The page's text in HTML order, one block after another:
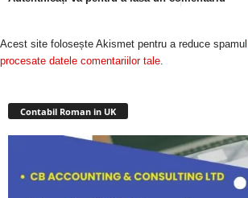
Acest site folosește Akismet pentru a reduce spamul.
procesate datele comentariilor tale
Contabil Roman in UK